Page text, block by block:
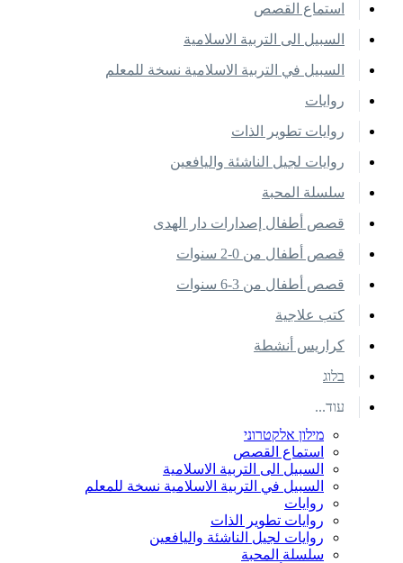
استماع القصص
السبيل الى التربية الاسلامية
السبيل في التربية الاسلامية نسخة للمعلم
روايات
روايات تطوير الذات
روايات لجيل الناشئة واليافعين
سلسلة المحبة
قصص أطفال إصدارات دار الهدى
قصص أطفال من 0-2 سنوات
قصص أطفال من 3-6 سنوات
كتب علاجية
كراريس أنشطة
בלוג
עוד...
מילון אלקטרוני
استماع القصص
السبيل الى التربية الاسلامية
السبيل في التربية الاسلامية نسخة للمعلم
روايات
روايات تطوير الذات
روايات لجيل الناشئة واليافعين
سلسلة المحبة